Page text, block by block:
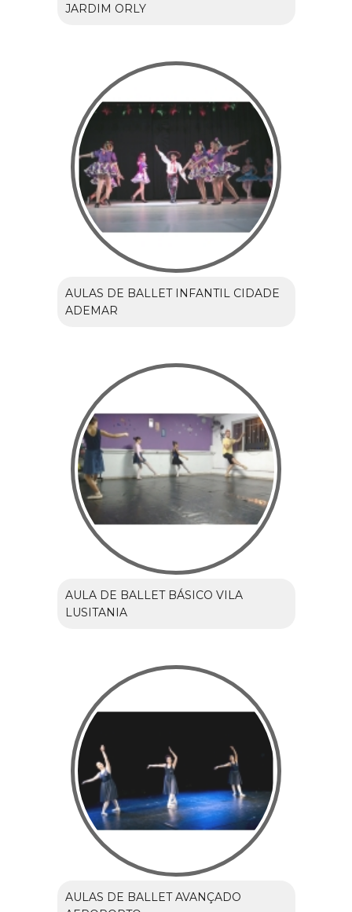
JARDIM ORLY
AULAS DE BALLET INFANTIL CIDADE
ADEMAR
AULA DE BALLET BÁSICO VILA
LUSITANIA
AULAS DE BALLET AVANÇADO